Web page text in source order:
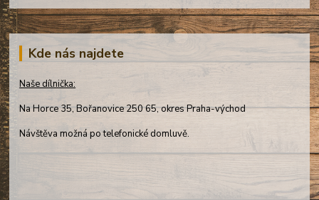
Kde nás najdete
Naše dílnička:
Na Horce 35, Bořanovice 250 65, okres Praha-východ
Návštěva možná po telefonické domluvě.